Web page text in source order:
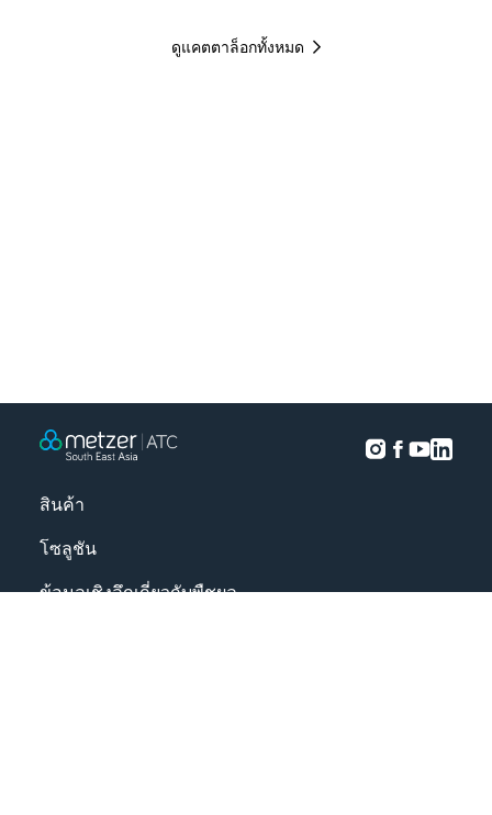
ดูแคตตาล็อกทั้งหมด
สินค้า
โซลูชัน
ข้อมูลเชิงลึกเกี่ยวกับพืชผล